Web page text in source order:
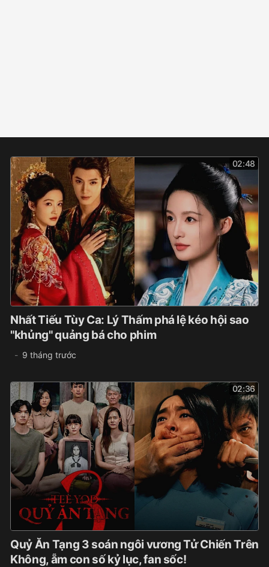
02:48
Nhất Tiếu Tùy Ca: Lý Thấm phá lệ kéo hội sao
"khủng" quảng bá cho phim
9 tháng trước
02:36
Quỷ Ăn Tạng 3 soán ngôi vương Tử Chiến Trên
Không, ẵm con số kỷ lục, fan sốc!